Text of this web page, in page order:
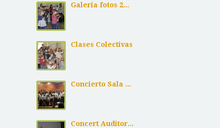
Galeria fotos 2...
Clases Colectivas
Concierto Sala ...
Concert Auditor...